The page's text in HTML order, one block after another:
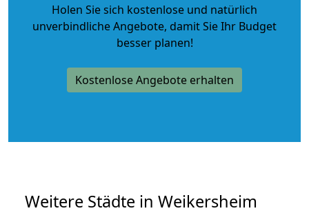
Holen Sie sich kostenlose und natürlich
unverbindliche Angebote, damit Sie Ihr Budget
besser planen!
Kostenlose Angebote erhalten
Weitere Städte in Weikersheim